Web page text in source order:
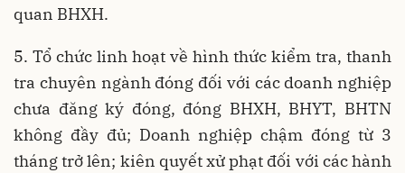
quan BHXH.
5. Tổ chức linh hoạt về hình thức kiểm tra, thanh
tra chuyên ngành đóng đối với các doanh nghiệp
chưa đăng ký đóng, đóng BHXH, BHYT, BHTN
không đầy đủ; Doanh nghiệp chậm đóng từ 3
tháng trở lên; kiên quyết xử phạt đối với các hành